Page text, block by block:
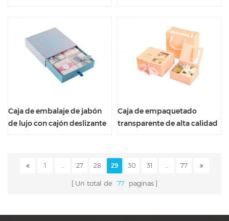
Caja de embalaje de jabón
de lujo con cajón deslizante
Caja de empaquetado
transparente de alta calidad
1 27 28 29 30 31 77
Un total de 77 paginas